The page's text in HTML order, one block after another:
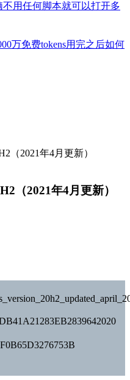
用任何脚本就可以打开多
万免费tokens用完之后如何
（2021年4月更新）
（2021年4月更新）